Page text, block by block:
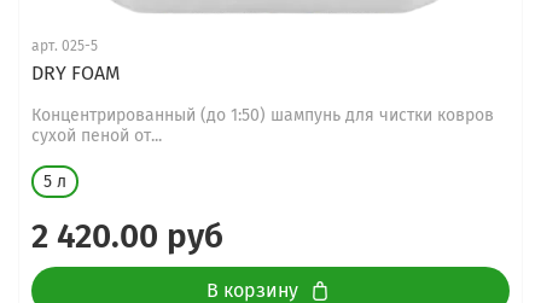
арт. 025-5
DRY FOAM
Концентрированный (до 1:50) шампунь для чистки ковров
сухой пеной от...
5 л
2 420.00 руб
В корзину